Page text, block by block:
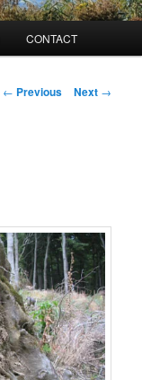
CONTACT
Post
← Previous Next →